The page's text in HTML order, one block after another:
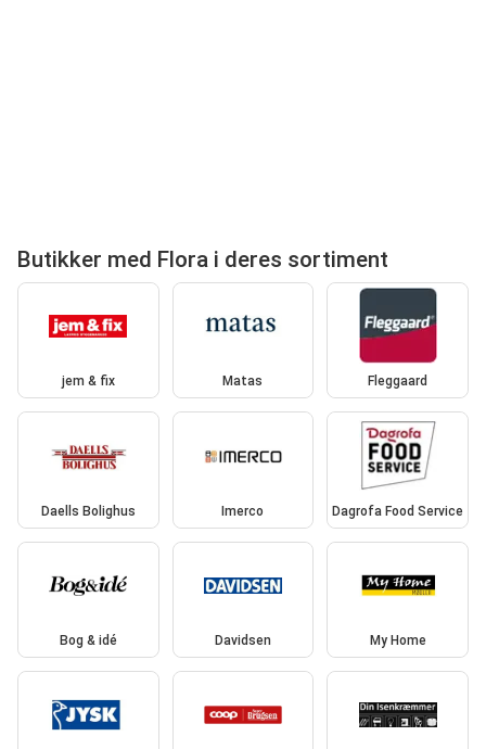
Butikker med Flora i deres sortiment
jem & fix Matas Fleggaard
Daells Bolighus Imerco Dagrofa Food Service
Bog & idé Davidsen My Home